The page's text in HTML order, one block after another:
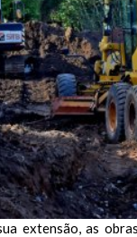
extensão, as